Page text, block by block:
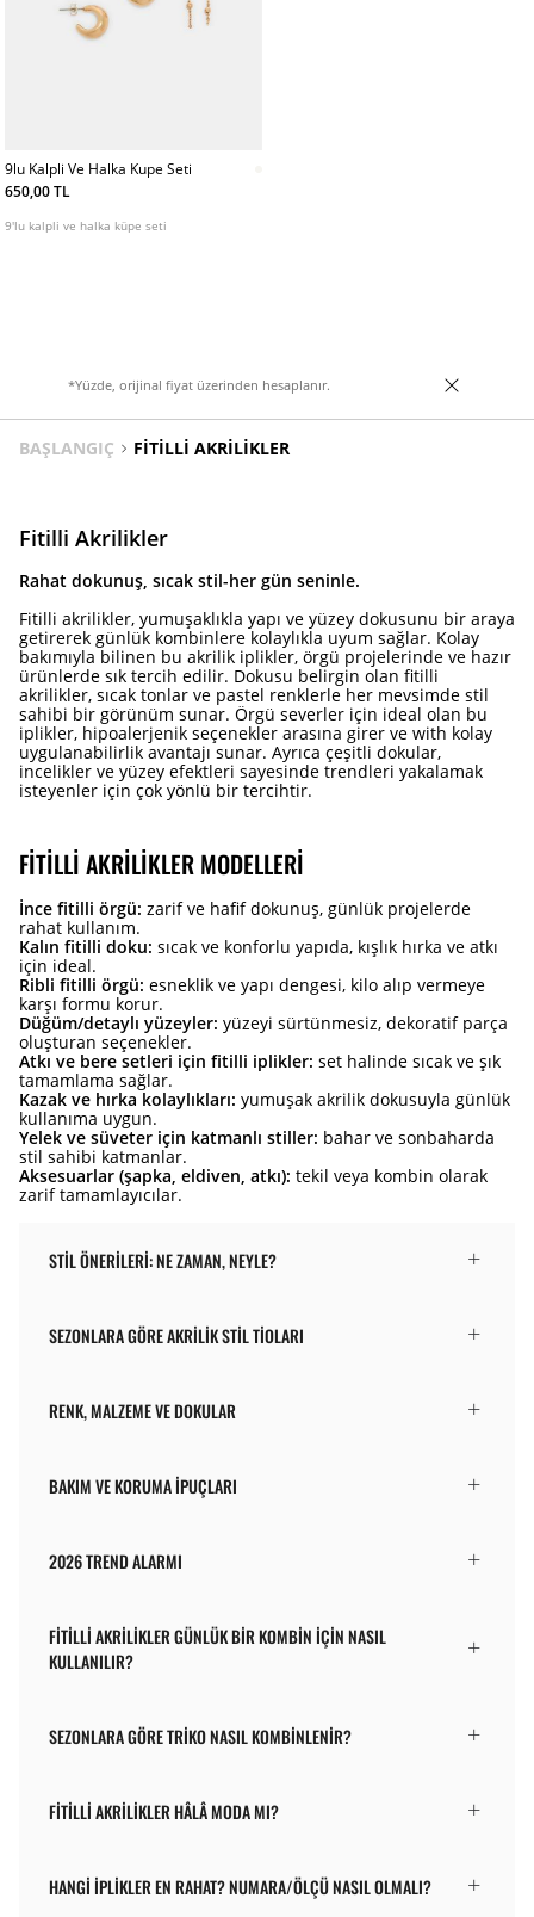
9lu Kalpli Ve Halka Kupe Seti
650,00 TL
9'lu kalpli ve halka küpe seti
*Yüzde, orijinal fiyat üzerinden hesaplanır.
BAŞLANGIÇ FITILLI AKRILIKLER
Fitilli Akrilikler
Rahat dokunuş, sıcak stil-her gün seninle.
Fitilli akrilikler, yumuşaklıkla yapı ve yüzey dokusunu bir araya
getirerek günlük kombinlere kolaylıkla uyum sağlar. Kolay
bakımıyla bilinen bu akrilik iplikler, örgü projelerinde ve hazır
ürünlerde sık tercih edilir. Dokusu belirgin olan fitilli
akrilikler, sıcak tonlar ve pastel renklerle her mevsimde stil
sahibi bir görünüm sunar. Örgü severler için ideal olan bu
iplikler, hipoalerjenik seçenekler arasına girer ve with kolay
uygulanabilirlik avantajı sunar. Ayrıca çeşitli dokular,
incelikler ve yüzey efektleri sayesinde trendleri yakalamak
isteyenler için çok yönlü bir tercihtir.
FITILLI AKRILIKLER MODELLERI
İnce fitilli örgü: zarif ve hafif dokunuş, günlük projelerde
rahat kullanım.
Kalın fitilli doku: sıcak ve konforlu yapıda, kışlık hırka ve atkı
için ideal.
Ribli fitilli örgü: esneklik ve yapı dengesi, kilo alıp vermeye
karşı formu korur.
Düğüm/detaylı yüzeyler: yüzeyi sürtünmesiz, dekoratif parça
oluşturan seçenekler.
Atkı ve bere setleri için fitilli iplikler: set halinde sıcak ve şık
tamamlama sağlar.
Kazak ve hırka kolaylıkları: yumuşak akrilik dokusuyla günlük
kullanıma uygun.
Yelek ve süveter için katmanlı stiller: bahar ve sonbaharda
stil sahibi katmanlar.
Aksesuarlar (şapka, eldiven, atkı): tekil veya kombin olarak
zarif tamamlayıcılar.
STIL ÖNERILERI: NE ZAMAN, NEYLE?
SEZONLARA GÖRE AKRILIK STIL TIOLARI
RENK, MALZEME VE DOKULAR
BAKIM VE KORUMA İPUÇLARI
2026 TREND ALARMI
FITILLI AKRILIKLER GÜNLÜK BIR KOMBIN IÇIN NASIL
KULLANILIR?
SEZONLARA GÖRE TRIKO NASIL KOMBINLENIR?
FITILLI AKRILIKLER HÂLÂ MODA MI?
HANGI IPLIKLER EN RAHAT? NUMARA/ÖLÇÜ NASIL OLMALI?